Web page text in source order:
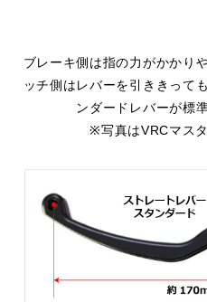
ブレーキ側は指の力がかかり
ッチ側はレバーを引ききって
ンダードレバーが標
※写真はVRCマス